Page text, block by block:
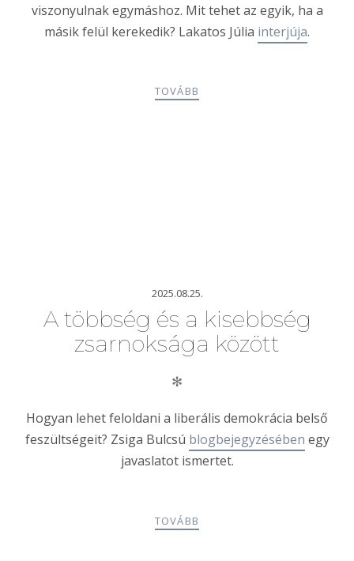
viszonyulnak egymáshoz. Mit tehet az egyik, ha a
másik felül kerekedik? Lakatos Júlia interjúja.
TOVÁBB
2025.08.25.
A többség és a kisebbség
zsarnoksága között
✻
Hogyan lehet feloldani a liberális demokrácia belső
feszültségeit? Zsiga Bulcsú blogbejegyzésében egy
javaslatot ismertet.
TOVÁBB